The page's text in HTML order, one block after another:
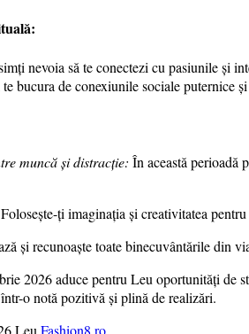
nevoia să te conectezi cu pasiunile și
te bucura de conexiunile sociale puternice
muncă și distracție: În această perioadă
Folosește-ți imaginația și creativitatea
și recunoaște toate binecuvântările din
2026 aduce pentru Leu oportunități de
o notă pozitivă și plină de realizări.
Leu Fashion8.ro